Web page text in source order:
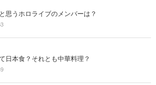
思うホロライブのメンバーは？
日本食？それとも中華料理？